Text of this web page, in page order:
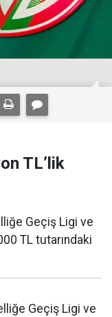
TL’lik
Geçiş Ligi ve
TL tutarındaki
Geçiş Ligi ve